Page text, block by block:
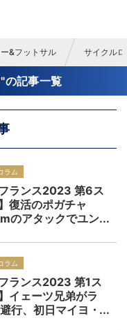
&フットサル サイクル
の記事一覧
ラム
ランス2023 第6ス
復活のポガチャ
のアタックでユン
優勝、マイヨ・ジ
ゴーへ
ラム
ランス2023 第1ス
イェーツ兄弟がラ
行、初日マイヨ・